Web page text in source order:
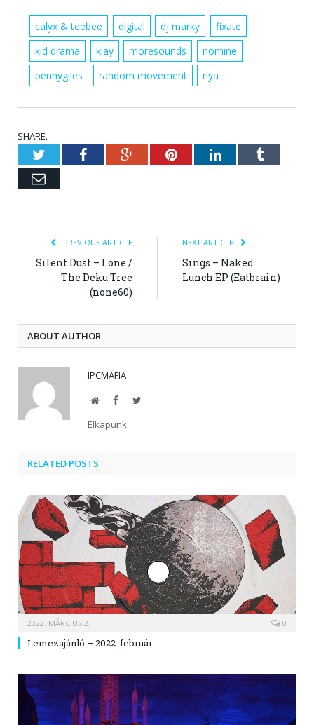
calyx & teebee digital dj marky
fixate
kid drama
klay moresounds
nomine
pennygiles
random movement riya
SHARE.
TwitterFacebookGoogle+PinterestLinkedInTumblr
Email
PREVIOUS ARTICLE
Silent Dust – Lone /
The Deku Tree
(none60)
NEXT ARTICLE
Sings – Naked
Lunch EP (Eatbrain)
ABOUT AUTHOR
IPCMAFIA
WebsiteFacebookTwitter
Elkapunk.
RELATED POSTS
2022. MÁRCIUS 2. 0
Lemezajánló – 2022. február